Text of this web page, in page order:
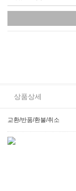
상품상세
교환/반품/환불/취소